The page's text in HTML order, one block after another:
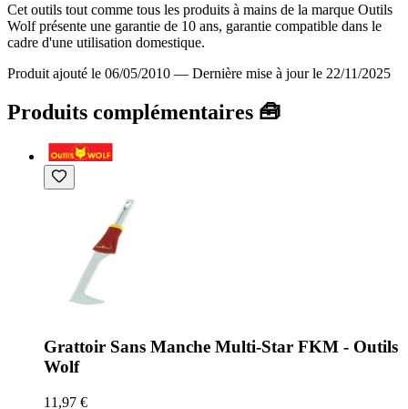
Cet outils tout comme tous les produits à mains de la marque Outils
Wolf présente une garantie de 10 ans, garantie compatible dans le
cadre d'une utilisation domestique.
Produit ajouté le 06/05/2010 — Dernière mise à jour le 22/11/2025
Produits complémentaires 🧰
Grattoir Sans Manche Multi-Star FKM - Outils
Wolf
11,97 €